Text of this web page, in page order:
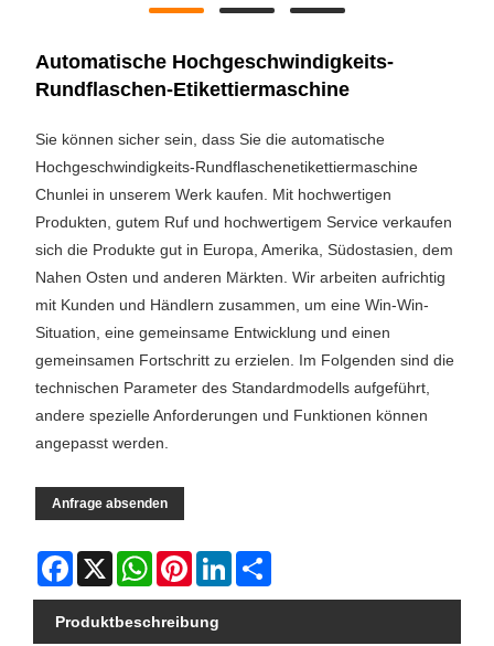
Automatische Hochgeschwindigkeits-
Rundflaschen-Etikettiermaschine
Sie können sicher sein, dass Sie die automatische
Hochgeschwindigkeits-Rundflaschenetikettiermaschine
Chunlei in unserem Werk kaufen. Mit hochwertigen
Produkten, gutem Ruf und hochwertigem Service verkaufen
sich die Produkte gut in Europa, Amerika, Südostasien, dem
Nahen Osten und anderen Märkten. Wir arbeiten aufrichtig
mit Kunden und Händlern zusammen, um eine Win-Win-
Situation, eine gemeinsame Entwicklung und einen
gemeinsamen Fortschritt zu erzielen. Im Folgenden sind die
technischen Parameter des Standardmodells aufgeführt,
andere spezielle Anforderungen und Funktionen können
angepasst werden.
Anfrage absenden
Facebook
X WhatsAppPinterestLinkedIn
Produktbeschreibung